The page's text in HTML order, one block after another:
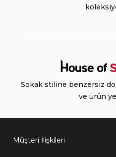
Sokak stiline benzersiz
ve ürün
Müşteri İlişkileri